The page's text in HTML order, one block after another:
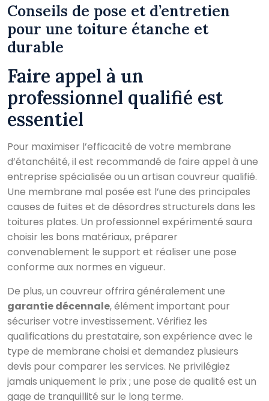
Conseils de pose et d’entretien
pour une toiture étanche et
durable
Faire appel à un
professionnel qualifié est
essentiel
Pour maximiser l’efficacité de votre membrane
d’étanchéité, il est recommandé de faire appel à une
entreprise spécialisée ou un artisan couvreur qualifié.
Une membrane mal posée est l’une des principales
causes de fuites et de désordres structurels dans les
toitures plates. Un professionnel expérimenté saura
choisir les bons matériaux, préparer
convenablement le support et réaliser une pose
conforme aux normes en vigueur.
De plus, un couvreur offrira généralement une
garantie décennale, élément important pour
sécuriser votre investissement. Vérifiez les
qualifications du prestataire, son expérience avec le
type de membrane choisi et demandez plusieurs
devis pour comparer les services. Ne privilégiez
jamais uniquement le prix ; une pose de qualité est un
gage de tranquillité sur le long terme.